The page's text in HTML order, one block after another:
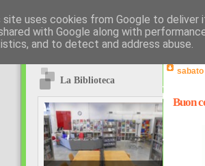
La Biblioteca
sabato
Buon
site uses cookies from Google to deliver
with Google along with
and to detect and address abuse.